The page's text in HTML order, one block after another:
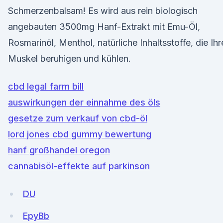
Schmerzenbalsam! Es wird aus rein biologisch
angebauten 3500mg Hanf-Extrakt mit Emu-Öl,
Rosmarinöl, Menthol, natürliche Inhaltsstoffe, die
Muskel beruhigen und kühlen.
cbd legal farm bill
auswirkungen der einnahme des öls
gesetze zum verkauf von cbd-öl
lord jones cbd gummy bewertung
hanf großhandel oregon
cannabisöl-effekte auf parkinson
DU
EpyBb